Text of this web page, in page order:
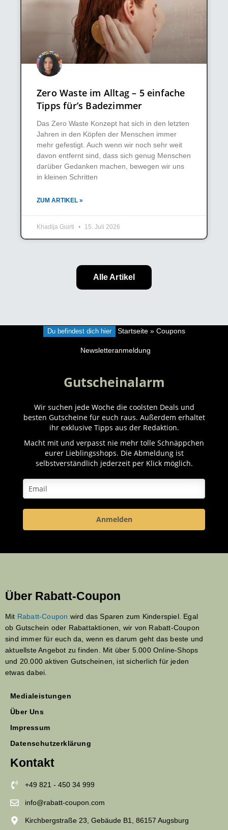
Zero Waste im Alltag – 5 einfache
Tipps für’s Badezimmer
Das Zero Waste Konzept hat sich in den letzten
Jahren in den Köpfen der Menschen immer
mehr gefestigt. Auch wenn wir noch sehr weit
davon entfernt sind, dass sich genug Menschen
darüber Gedanken machen, bewegen wir uns
in kleinen Schritten
ZUM ARTIKEL »
Khadija Guirti 15. Juli 2026
Alle Artikel
Du befindest dich hier Startseite» Coupons
Newsletteranmeldung
Gutscheinalarm
Wir suchen jede Woche die coolsten Deals und
besten Gutscheine für euch raus. Außerdem erhaltet
ihr exklusive Tipps aus der Redaktion.
Macht mit und verpasst nie mehr tolle Schnäppchen
eurer Lieblingsshops. Die Abmeldung ist
selbstverständlich jederzeit per Klick möglich.
Anmelden
Über Rabatt-Coupon
Mit Rabatt-Coupon wird das Sparen zum Kinderspiel. Egal
ob Gutschein oder Rabattaktionen, wir von Rabatt-Coupon
sind immer für euch da, wenn es darum geht das beste und
aktuellste Angebot zu finden. Mit über 5.000 Online-Shops
und 20.000 aktiven Gutscheinen, ist sicherlich für jeden
etwas dabei.
Medialeistungen
Über Uns
Impressum
Datenschutzerklärung
Kontakt
+49 821 - 450 34 999
info@rabatt-coupon.com
Kirchbergstraße 23, Gebäude B1, 86157 Augsburg